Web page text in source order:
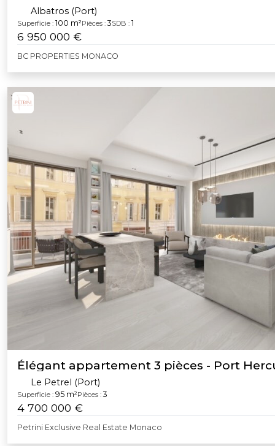
Albatros (Port)
Superficie : 100 m²Pièces : 3SDB : 1
6 950 000 €
BC PROPERTIES MONACO
Élégant appartement 3 pièces - Port
Le Petrel (Port)
Superficie : 95 m²Pièces : 3
4 700 000 €
Petrini Exclusive Real Estate Monaco